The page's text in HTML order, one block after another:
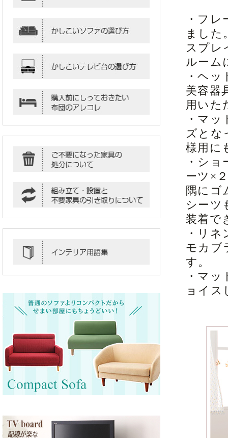
・フ
ました
スプレ
ルーム
・ヘ
美容器
用いた
・マ
ズとな
様用に
・シ
ーツ×
隅にゴ
シーツ
装着で
・リ
モカブ
す。
・マ
ョイス